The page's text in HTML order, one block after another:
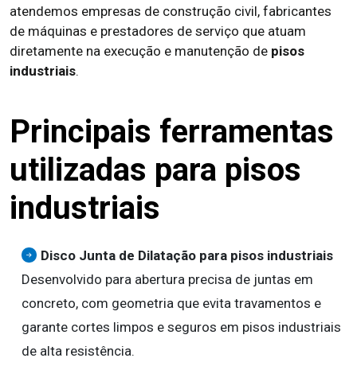
atendemos empresas de construção civil, fabricantes
de máquinas e prestadores de serviço que atuam
diretamente na execução e manutenção de pisos
industriais.
Principais ferramentas
utilizadas para pisos
industriais
Disco Junta de Dilatação para pisos industriais
Desenvolvido para abertura precisa de juntas em
concreto, com geometria que evita travamentos e
garante cortes limpos e seguros em pisos industriais
de alta resistência.